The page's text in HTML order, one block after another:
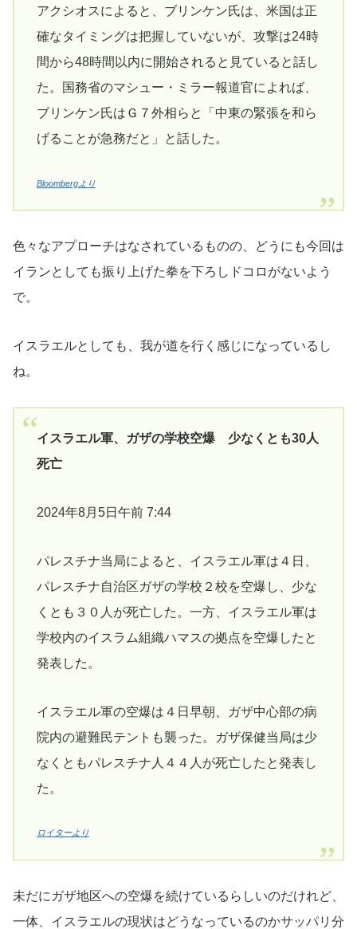
アクシオスによると、ブリンケン氏は、米国は正
確なタイミングは把握していないが、攻撃は24時
間から48時間以内に開始されると見ていると話し
た。国務省のマシュー・ミラー報道官によれば、
ブリンケン氏はＧ７外相らと「中東の緊張を和ら
げることが急務だと」と話した。
Bloombergより
色々なアプローチはなされているものの、どうにも今回は
イランとしても振り上げた拳を下ろしドコロがないよう
で。
イスラエルとしても、我が道を行く感じになっているし
ね。
イスラエル軍、ガザの学校空爆 少なくとも30人
死亡
2024年8月5日午前 7:44
パレスチナ当局によると、イスラエル軍は４日、
パレスチナ自治区ガザの学校２校を空爆し、少な
くとも３０人が死亡した。一方、イスラエル軍は
学校内のイスラム組織ハマスの拠点を空爆したと
発表した。
イスラエル軍の空爆は４日早朝、ガザ中心部の病
院内の避難民テントも襲った。ガザ保健当局は少
なくともパレスチナ人４４人が死亡したと発表し
た。
ロイターより
未だにガザ地区への空爆を続けているらしいのだけれど、
一体、イスラエルの現状はどうなっているのかサッパリ分